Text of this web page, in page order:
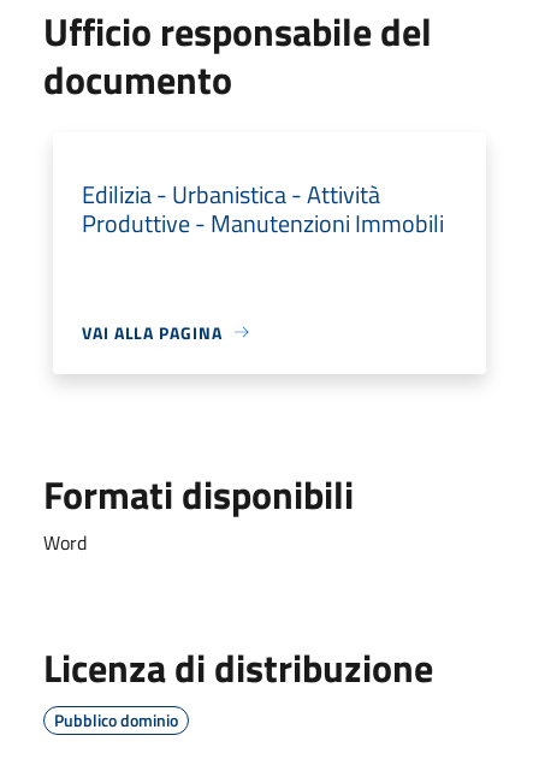
Ufficio responsabile del
documento
Edilizia - Urbanistica - Attività
Produttive - Manutenzioni Immobili
VAI ALLA PAGINA
Formati disponibili
Word
Licenza di distribuzione
Pubblico dominio